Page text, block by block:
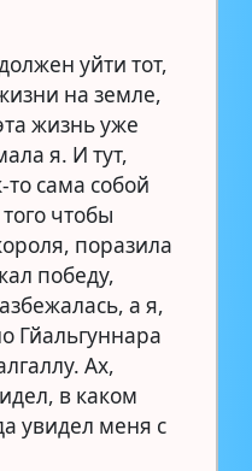
уйти тот,
на земле,
жизнь уже
я. И тут,
то сама собой
чтобы
поразила
победу,
а я,
Гйальгуннара
Ах,
в каком
увидел меня с